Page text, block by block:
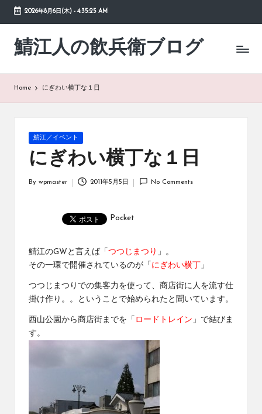
Skip
content
2026年8月6日(木)- 4:35:25 AM
鯖江人の飲兵衛ブログ
日々
の
Home にぎわい横丁な１日
Posted
鯖江／イベント
にぎわい横丁な１日
By wpmaster 2011年5月5日 No Comments
Pocket
鯖江のGWと言えば「 つつじまつり
」。
その一環で開催されているのが「 にぎわい横丁 」
つつじまつりでの集客力を使って、商店街に人を流す仕
掛け作り。。ということで始められたと聞いています。
西山公園から商店街までを「 ロードトレイン 」で結びま
す。